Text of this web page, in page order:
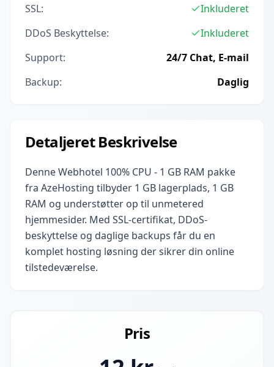
SSL:
Inkluderet
DDoS Beskyttelse:
Inkluderet
Support:
24/7 Chat, E-mail
Backup:
Daglig
Detaljeret Beskrivelse
Denne Webhotel 100% CPU - 1 GB RAM pakke
fra AzeHosting tilbyder 1 GB lagerplads, 1 GB
RAM og understøtter op til unmetered
hjemmesider. Med SSL-certifikat, DDoS-
beskyttelse og daglige backups får du en
komplet hosting løsning der sikrer din online
tilstedeværelse.
Pris